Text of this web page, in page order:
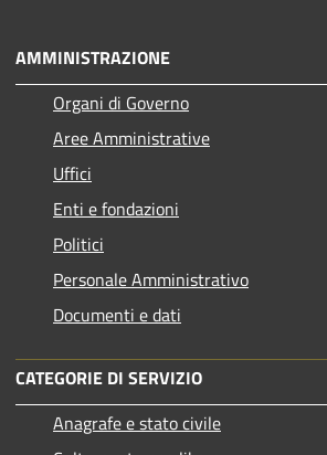
AMMINISTRAZIONE
Organi di Governo
Aree Amministrative
Uffici
Enti e fondazioni
Politici
Personale Amministrativo
Documenti e dati
CATEGORIE DI SERVIZIO
Anagrafe e stato civile